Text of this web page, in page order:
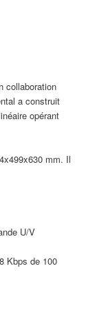
collaboration
a construit
opérant
mm. Il
U/V
Kbps de 100